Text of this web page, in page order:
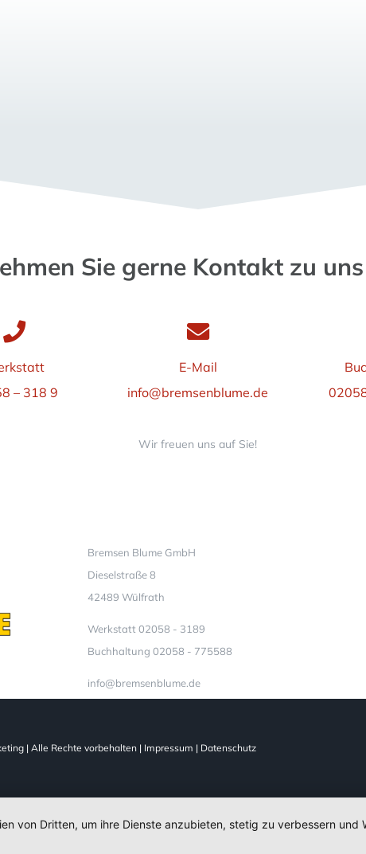
Sie gerne Kontakt zu
– 318 9
E-Mail
info@bremsenblume.de
Wir freuen uns auf Sie!
Bremsen Blume GmbH
Dieselstraße 8
42489 Wülfrath
Werkstatt 02058 - 3189
Buchhaltung 02058 - 775588
info@bremsenblume.de
| Alle Rechte vorbehalten | Impressum | Datenschutz
von Dritten, um ihre Dienste anzubieten, stetig zu verbessern